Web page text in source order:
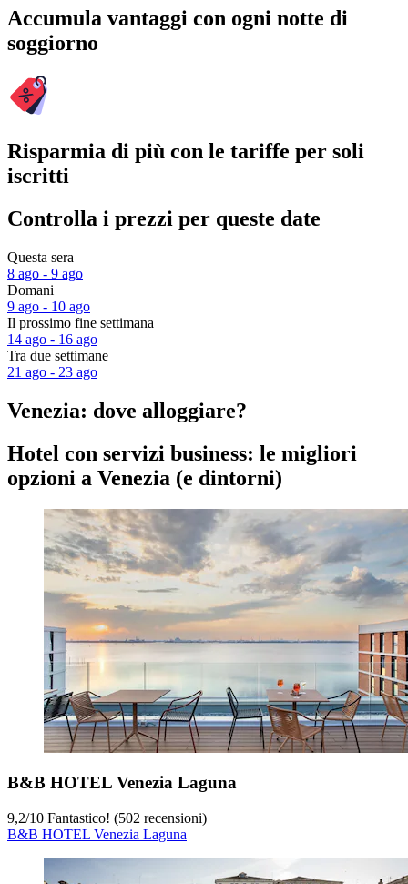
Accumula vantaggi con ogni notte di
soggiorno
Risparmia di più con le tariffe per soli
iscritti
Controlla i prezzi per queste date
Questa sera
8 ago - 9 ago
Domani
9 ago - 10 ago
Il prossimo fine settimana
14 ago - 16 ago
Tra due settimane
21 ago - 23 ago
Venezia: dove alloggiare?
Hotel con servizi business: le migliori
opzioni a Venezia (e dintorni)
B&B HOTEL Venezia Laguna
9,2/10 Fantastico! (502 recensioni)
B&B HOTEL Venezia Laguna